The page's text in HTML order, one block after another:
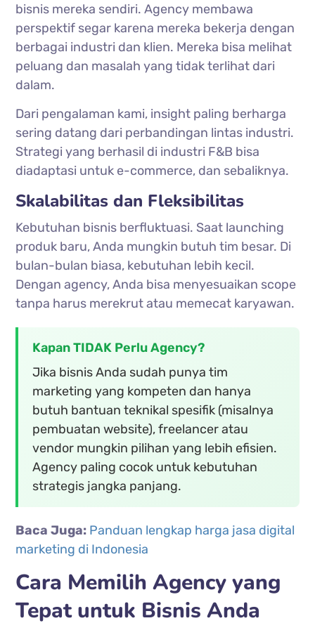
bisnis mereka sendiri. Agency membawa
perspektif segar karena mereka bekerja dengan
berbagai industri dan klien. Mereka bisa melihat
peluang dan masalah yang tidak terlihat dari
dalam.
Dari pengalaman kami, insight paling berharga
sering datang dari perbandingan lintas industri.
Strategi yang berhasil di industri F&B bisa
diadaptasi untuk e-commerce, dan sebaliknya.
Skalabilitas dan Fleksibilitas
Kebutuhan bisnis berfluktuasi. Saat launching
produk baru, Anda mungkin butuh tim besar. Di
bulan-bulan biasa, kebutuhan lebih kecil.
Dengan agency, Anda bisa menyesuaikan scope
tanpa harus merekrut atau memecat karyawan.
Kapan TIDAK Perlu Agency?
Jika bisnis Anda sudah punya tim
marketing yang kompeten dan hanya
butuh bantuan teknikal spesifik (misalnya
pembuatan website), freelancer atau
vendor mungkin pilihan yang lebih efisien.
Agency paling cocok untuk kebutuhan
strategis jangka panjang.
Baca Juga: Panduan lengkap harga jasa digital
marketing di Indonesia
Cara Memilih Agency yang
Tepat untuk Bisnis Anda